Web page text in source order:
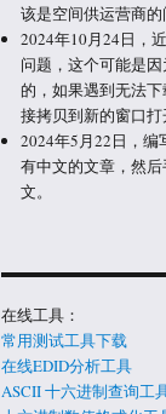
该是空间供运营商的
2024年10月24日，
问题，这个可能是
的，如果遇到无法
接拷贝到新的窗口打
2024年5月22日，
有中文的文章，然
文。
在线工具：
常用测试工具下载
在线EDID分析工具
ASCII 十六进制查询工